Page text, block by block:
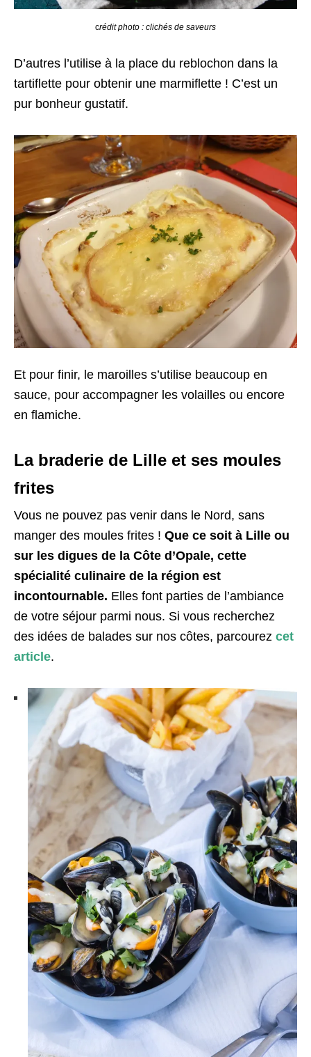
crédit photo : clichés de saveurs
D’autres l’utilise à la place du reblochon dans la
tartiflette pour obtenir une marmiflette ! C’est un
pur bonheur gustatif.
Et pour finir, le maroilles s’utilise beaucoup en
sauce, pour accompagner les volailles ou encore
en flamiche.
La braderie de Lille et ses moules
frites
Vous ne pouvez pas venir dans le Nord, sans
manger des moules frites ! Que ce soit à Lille ou
sur les digues de la Côte d’Opale, cette
spécialité culinaire de la région est
incontournable. Elles font parties de l’ambiance
de votre séjour parmi nous. Si vous recherchez
des idées de balades sur nos côtes, parcourez cet
article.